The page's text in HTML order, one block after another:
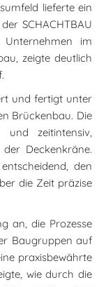
lieferte ein
SCHACHTBAU
Unternehmen im
zeigte deutlich
und fertigt unter
Brückenbau. Die
zeitintensiv,
Deckenkräne.
den
die Zeit präzise
an, die Prozesse
Baugruppen auf
praxisbewährte
wie durch die